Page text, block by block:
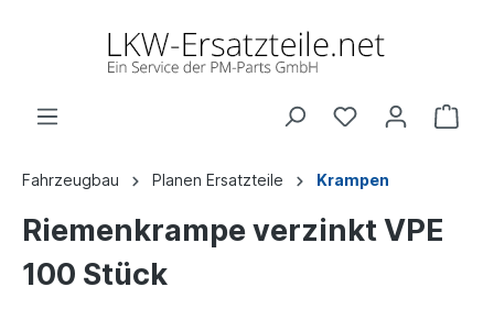
Fahrzeugbau Planen Ersatzteile Krampen
Riemenkrampe verzinkt VPE
100 Stück